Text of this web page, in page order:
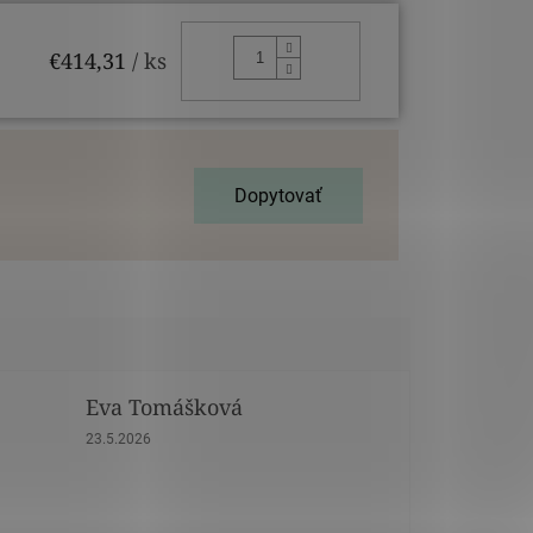
€414,31 / ks
Dopytovať
Eva Tomášková
Hodnotenie obchodu je 5 z 5 hviezdičiek.
23.5.2026